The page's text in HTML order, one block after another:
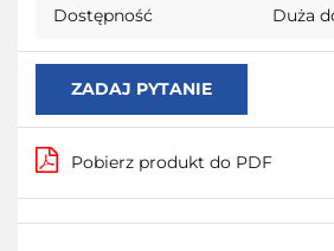
Dostępność Duża
ZADAJ PYTANIE
Pobierz produkt do PDF